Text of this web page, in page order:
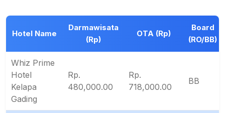
Hotel Name
Darmawisata
(Rp)
OTA (Rp)
Board
(RO/BB)
Whiz Prime
Hotel
Kelapa
Gading
Rp.
480,000.00
Rp.
718,000.00
BB